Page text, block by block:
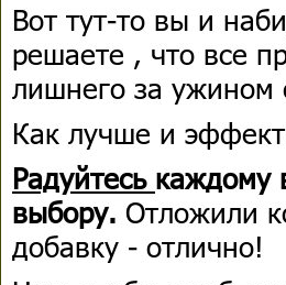
Вот тут-то вы и
решаете , что все
лишнего за ужином
Как лучше и
Радуйтесь каждому
выбору. Отложили
добавку - отлично!